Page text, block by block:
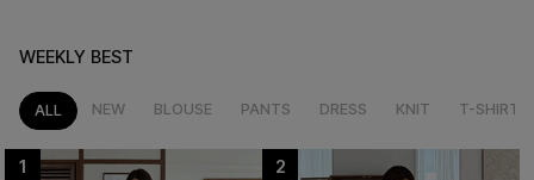
WEEKLY BEST
ALL NEW BLOUSE PANTS DRESS KNIT T-SHIRT